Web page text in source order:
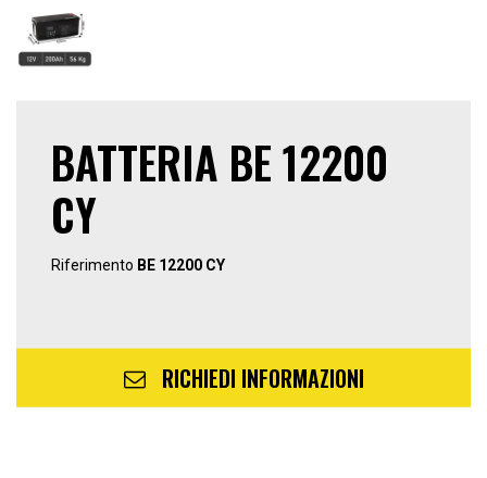
BATTERIA BE 12200
CY
Riferimento BE 12200 CY
RICHIEDI INFORMAZIONI